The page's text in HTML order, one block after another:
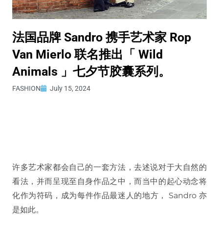
法国品牌 Sandro 携手艺术家 Rop
Van Mierlo 联名推出「 Wild
Animals 」七夕节胶囊系列。
FASHION July 15, 2024
许多艺术家都会自己的一套方法，去述说对于大自然的
看法，并而呈现至自身作品之中，而当中的起心动念将
化作为符码，成为每件作品最迷人的地方， Sandro 亦
是如此。